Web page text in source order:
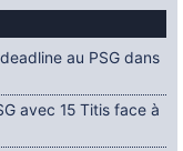
au PSG dans
avec 15 Titis face à